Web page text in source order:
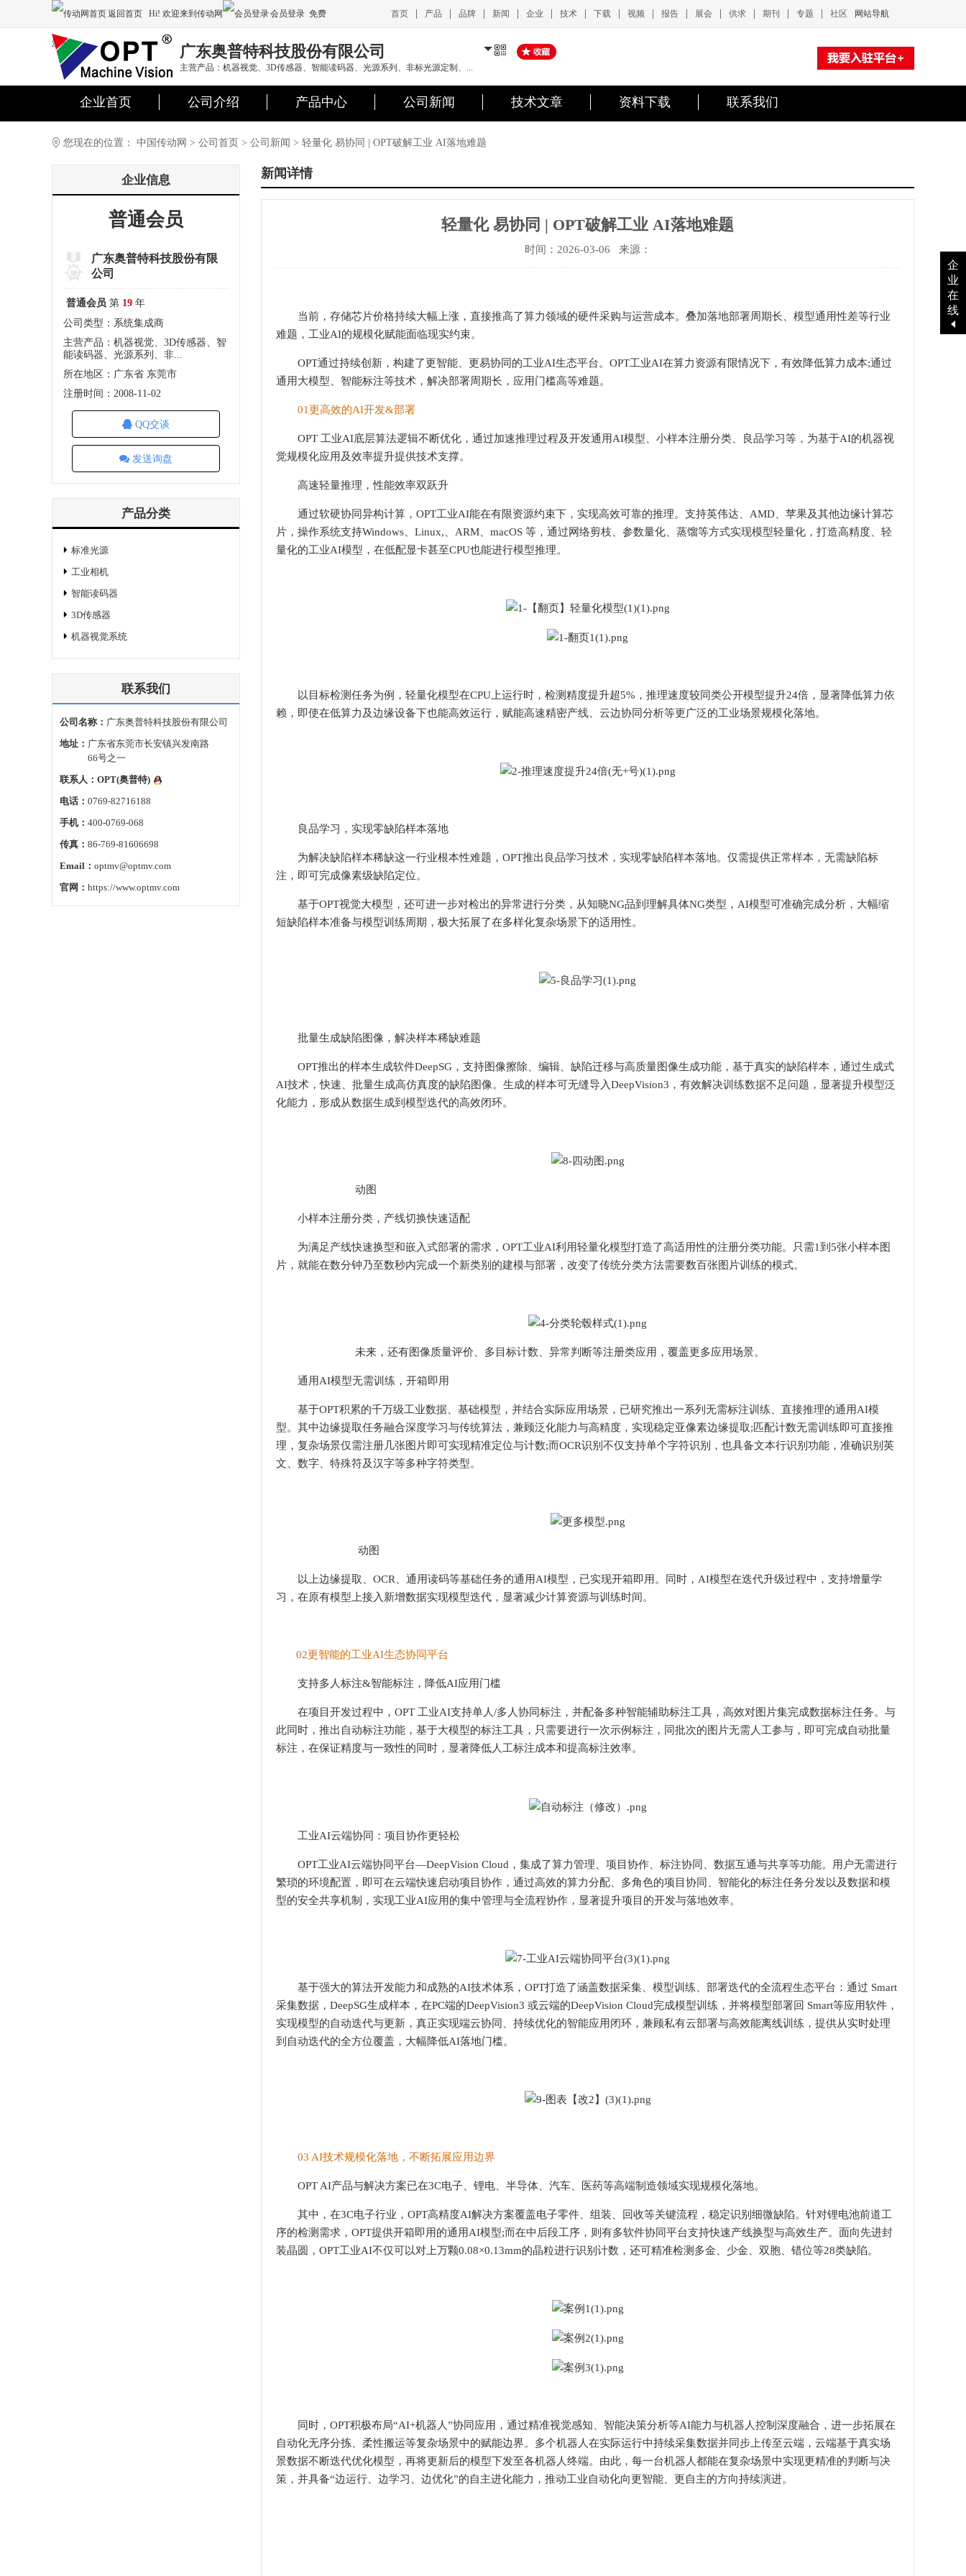
返回首页 Hi! 欢迎来到传动网 会员登录 免费
注册
首页 产品 品牌 新闻 企业 技术 下载 视频 报告 展会 供求 期刊 专题 社区 网站导航
广东奥普特科技股份有限公司
主营产品：机器视觉、3D传感器、智能读码器、光源系列、非标光源定制、...
企业首页 公司介绍 产品中心 公司新闻 技术文章 资料下载 联系我们
您现在的位置： 中国传动网 > 公司首页 > 公司新闻 > 轻量化 易协同 | OPT破解工业 AI落地难题
企业信息
普通会员
广东奥普特科技股份有限
公司
普通会员 第 19 年
公司类型：系统集成商
主营产品：机器视觉、3D传感器、智
能读码器、光源系列、非...
所在地区：广东省 东莞市
注册时间：2008-11-02
QQ交谈
发送询盘
产品分类
标准光源
工业相机
智能读码器
3D传感器
机器视觉系统
联系我们
公司名称： 广东奥普特科技股份有限公司
地址： 广东省东莞市长安镇兴发南路
66号之一
联系人： OPT(奥普特)
电话： 0769-82716188
手机： 400-0769-068
传真： 86-769-81606698
Email： optmv@optmv.com
官网： https://www.optmv.com
新闻详情
轻量化 易协同 | OPT破解工业 AI落地难题
时间：2026-03-06 来源：
当前，存储芯片价格持续大幅上涨，直接推高了算力领域的硬件采购与运营成本。叠加落地部署周期长、模型通用性差等行业
难题，工业AI的规模化赋能面临现实约束。
OPT通过持续创新，构建了更智能、更易协同的工业AI生态平台。OPT工业AI在算力资源有限情况下，有效降低算力成本;通过
通用大模型、智能标注等技术，解决部署周期长，应用门槛高等难题。
01更高效的AI开发&部署
OPT 工业AI底层算法逻辑不断优化，通过加速推理过程及开发通用AI模型、小样本注册分类、良品学习等，为基于AI的机器视
觉规模化应用及效率提升提供技术支撑。
高速轻量推理，性能效率双跃升
通过软硬协同异构计算，OPT工业AI能在有限资源约束下，实现高效可靠的推理。支持英伟达、AMD、苹果及其他边缘计算芯
片，操作系统支持Windows、Linux,、ARM、macOS 等，通过网络剪枝、参数量化、蒸馏等方式实现模型轻量化，打造高精度、轻
量化的工业AI模型，在低配显卡甚至CPU也能进行模型推理。
以目标检测任务为例，轻量化模型在CPU上运行时，检测精度提升超5%，推理速度较同类公开模型提升24倍，显著降低算力依
赖，即使在低算力及边缘设备下也能高效运行，赋能高速精密产线、云边协同分析等更广泛的工业场景规模化落地。
良品学习，实现零缺陷样本落地
为解决缺陷样本稀缺这一行业根本性难题，OPT推出良品学习技术，实现零缺陷样本落地。仅需提供正常样本，无需缺陷标
注，即可完成像素级缺陷定位。
基于OPT视觉大模型，还可进一步对检出的异常进行分类，从知晓NG品到理解具体NG类型，AI模型可准确完成分析，大幅缩
短缺陷样本准备与模型训练周期，极大拓展了在多样化复杂场景下的适用性。
批量生成缺陷图像，解决样本稀缺难题
OPT推出的样本生成软件DeepSG，支持图像擦除、编辑、缺陷迁移与高质量图像生成功能，基于真实的缺陷样本，通过生成式
AI技术，快速、批量生成高仿真度的缺陷图像。生成的样本可无缝导入DeepVision3，有效解决训练数据不足问题，显著提升模型泛
化能力，形成从数据生成到模型迭代的高效闭环。
动图
小样本注册分类，产线切换快速适配
为满足产线快速换型和嵌入式部署的需求，OPT工业AI利用轻量化模型打造了高适用性的注册分类功能。只需1到5张小样本图
片，就能在数分钟乃至数秒内完成一个新类别的建模与部署，改变了传统分类方法需要数百张图片训练的模式。
未来，还有图像质量评价、多目标计数、异常判断等注册类应用，覆盖更多应用场景。
通用AI模型无需训练，开箱即用
基于OPT积累的千万级工业数据、基础模型，并结合实际应用场景，已研究推出一系列无需标注训练、直接推理的通用AI模
型。其中边缘提取任务融合深度学习与传统算法，兼顾泛化能力与高精度，实现稳定亚像素边缘提取;匹配计数无需训练即可直接推
理，复杂场景仅需注册几张图片即可实现精准定位与计数;而OCR识别不仅支持单个字符识别，也具备文本行识别功能，准确识别英
文、数字、特殊符及汉字等多种字符类型。
动图
以上边缘提取、OCR、通用读码等基础任务的通用AI模型，已实现开箱即用。同时，AI模型在迭代升级过程中，支持增量学
习，在原有模型上接入新增数据实现模型迭代，显著减少计算资源与训练时间。
02更智能的工业AI生态协同平台
支持多人标注&智能标注，降低AI应用门槛
在项目开发过程中，OPT 工业AI支持单人/多人协同标注，并配备多种智能辅助标注工具，高效对图片集完成数据标注任务。与
此同时，推出自动标注功能，基于大模型的标注工具，只需要进行一次示例标注，同批次的图片无需人工参与，即可完成自动批量
标注，在保证精度与一致性的同时，显著降低人工标注成本和提高标注效率。
工业AI云端协同：项目协作更轻松
OPT工业AI云端协同平台—DeepVision Cloud，集成了算力管理、项目协作、标注协同、数据互通与共享等功能。用户无需进行
繁琐的环境配置，即可在云端快速启动项目协作，通过高效的算力分配、多角色的项目协同、智能化的标注任务分发以及数据和模
型的安全共享机制，实现工业AI应用的集中管理与全流程协作，显著提升项目的开发与落地效率。
基于强大的算法开发能力和成熟的AI技术体系，OPT打造了涵盖数据采集、模型训练、部署迭代的全流程生态平台：通过 Smart
采集数据，DeepSG生成样本，在PC端的DeepVision3 或云端的DeepVision Cloud完成模型训练，并将模型部署回 Smart等应用软件，
实现模型的自动迭代与更新，真正实现端云协同、持续优化的智能应用闭环，兼顾私有云部署与高效能离线训练，提供从实时处理
到自动迭代的全方位覆盖，大幅降低AI落地门槛。
03 AI技术规模化落地，不断拓展应用边界
OPT AI产品与解决方案已在3C电子、锂电、 半导体 、汽车、医药等高端制造领域实现规模化落地。
其中，在3C电子行业，OPT高精度AI解决方案覆盖电子零件、组装、回收等关键流程，稳定识别细微缺陷。针对锂电池前道工
序的检测需求，OPT提供开箱即用的通用AI模型;而在中后段工序，则有多软件协同平台支持快速产线换型与高效生产。面向先进封
装晶圆，OPT工业AI不仅可以对上万颗0.08×0.13mm的晶粒进行识别计数，还可精准检测多金、少金、双胞、错位等28类缺陷。
同时，OPT积极布局“AI+机器人”协同应用，通过精准视觉感知、智能决策分析等AI能力与机器人控制深度融合，进一步拓展在
自动化无序分拣、柔性搬运等复杂场景中的赋能边界。多个机器人在实际运行中持续采集数据并同步上传至云端，云端基于真实场
景数据不断迭代优化模型，再将更新后的模型下发至各机器人终端。由此，每一台机器人都能在复杂场景中实现更精准的判断与决
策，并具备“边运行、边学习、边优化”的自主进化能力，推动工业自动化向更智能、更自主的方向持续演进。
企
业
在
线